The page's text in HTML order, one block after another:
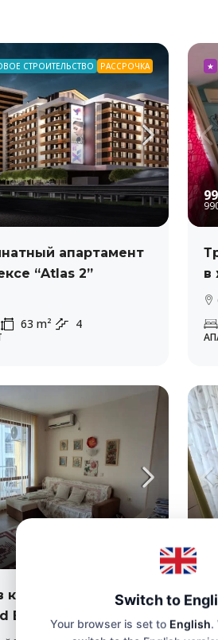
СТРОИТЕЛЬСТВО РАССРОЧКА
апартамент
“Atlas 2”
63 m² 4
★
в
комплексе
Bay”
в
Switch to
Your browser is set to English.